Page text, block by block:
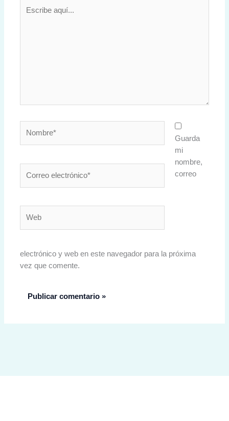
aquí...
electrónico*
Guarda
mi
nombre,
correo
electrónico y web en este navegador para la próxima
vez que comente.